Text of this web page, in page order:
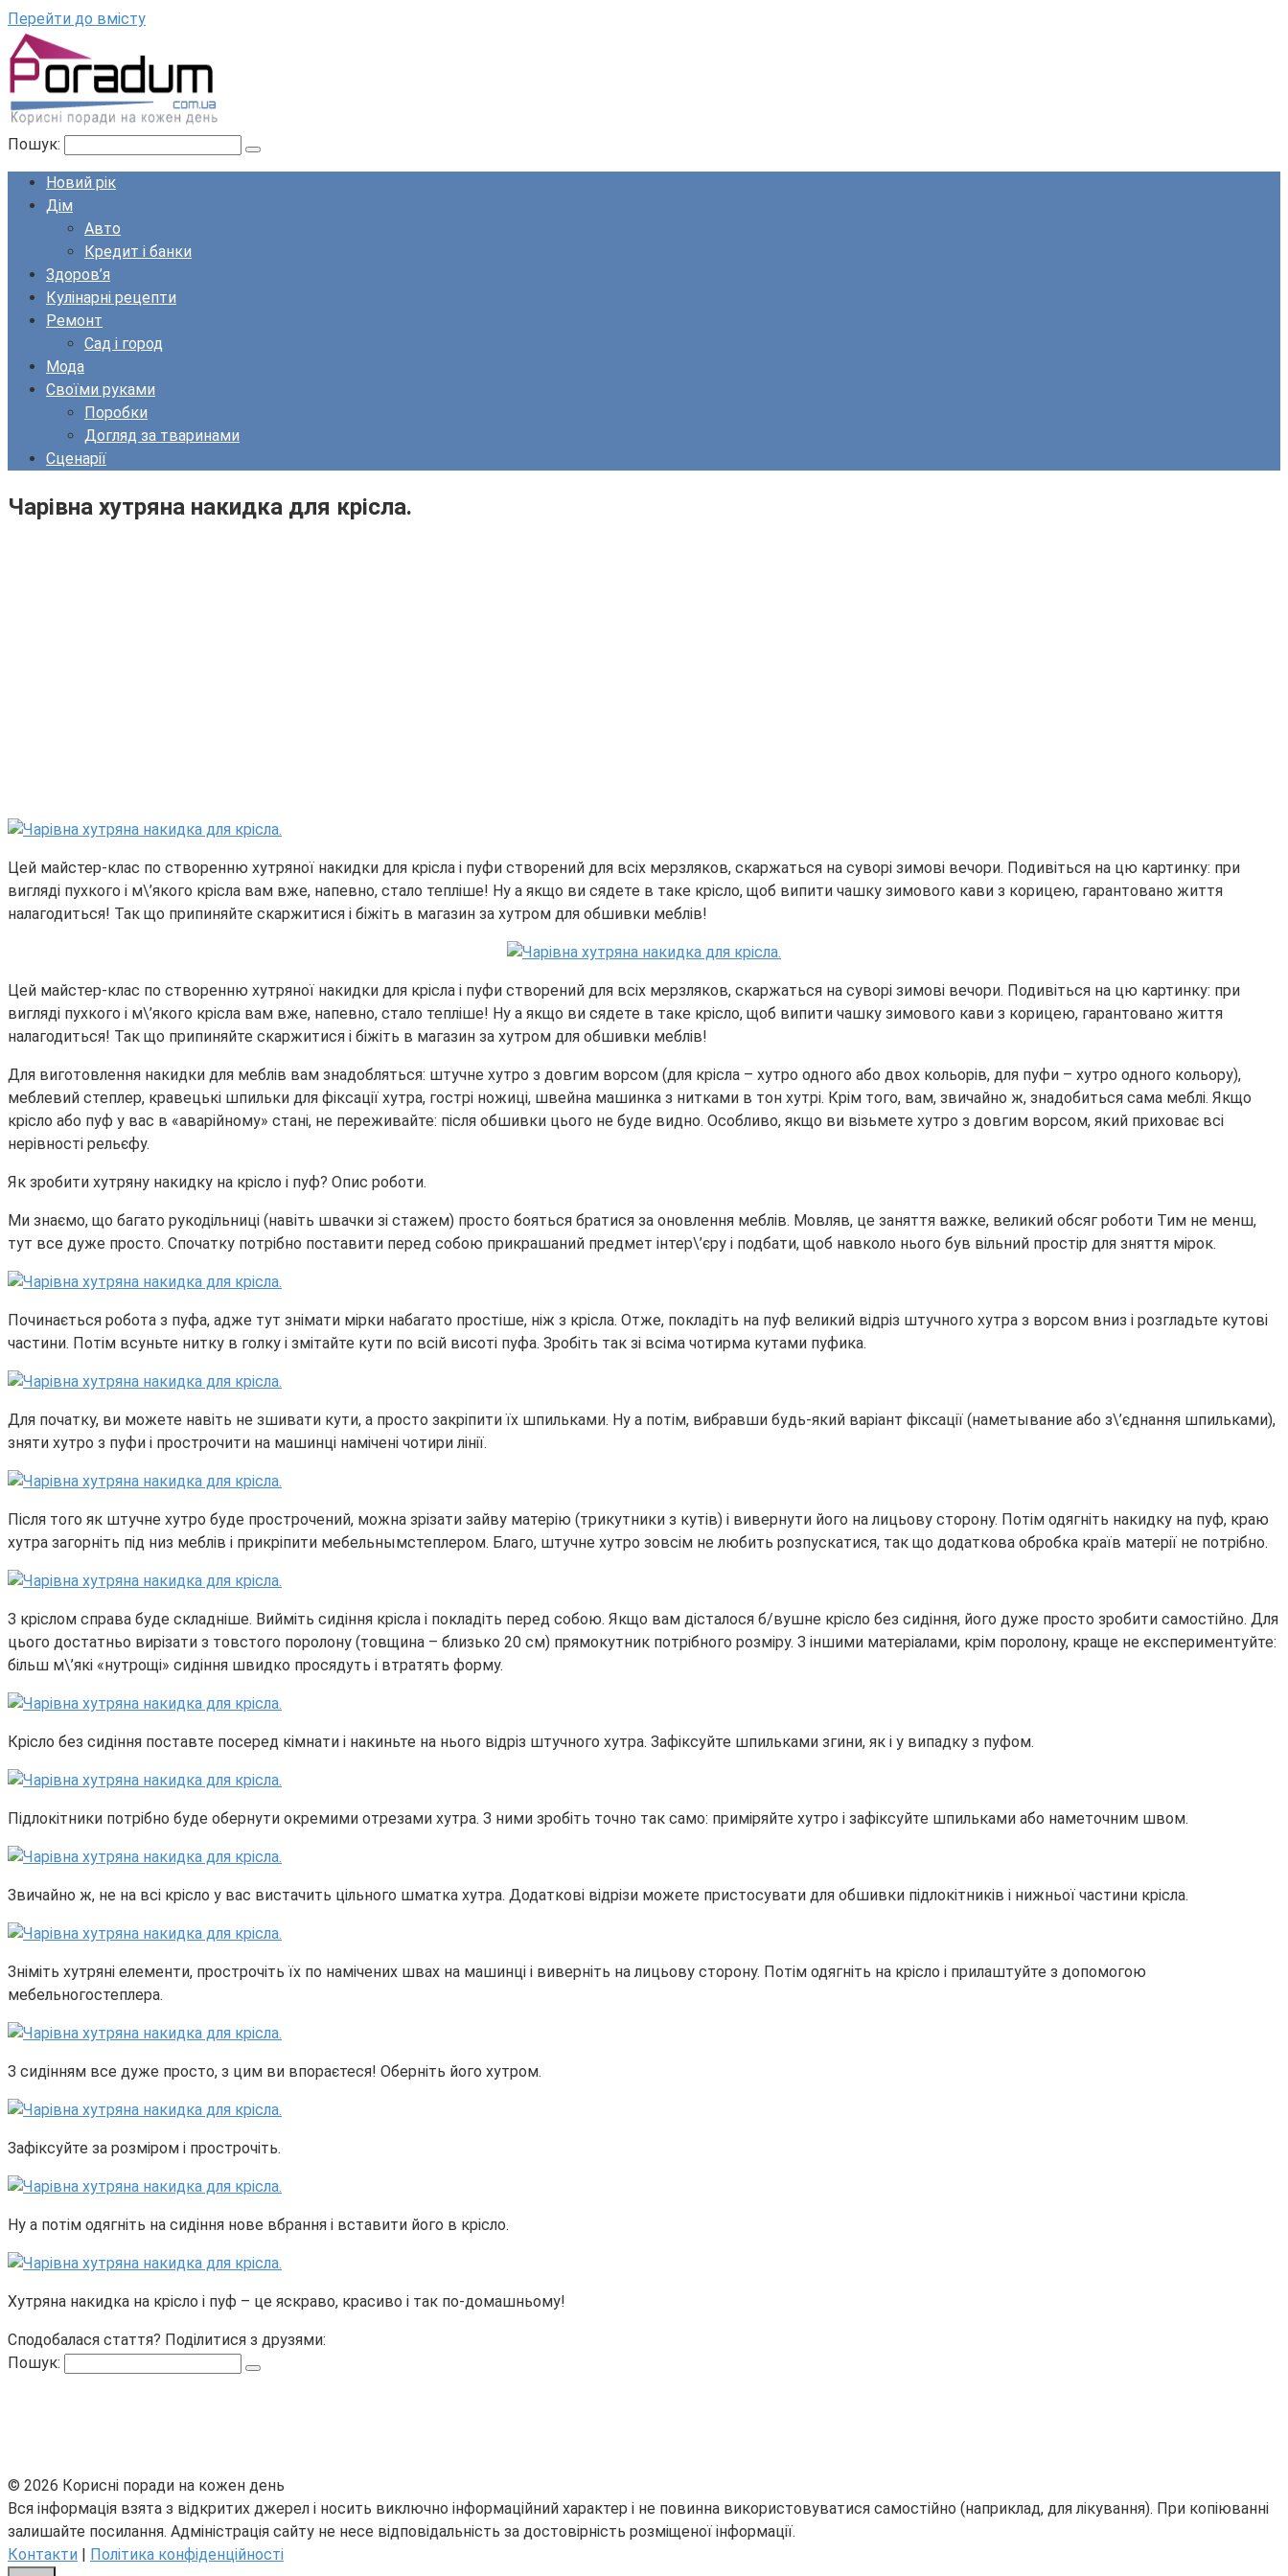
Перейти до вмісту
Пошук:
Новий рік
Дім
Авто
Кредит і банки
Здоров’я
Кулінарні рецепти
Ремонт
Сад і город
Мода
Своїми руками
Поробки
Догляд за тваринами
Сценарії
Чарівна хутряна накидка для крісла.
Цей майстер-клас по створенню хутряної накидки для крісла і пуфи створений для всіх мерзляков, скаржаться на суворі зимові вечори. Подивіться на цю картинку: при
вигляді пухкого і м\’якого крісла вам вже, напевно, стало тепліше! Ну а якщо ви сядете в таке крісло, щоб випити чашку зимового кави з корицею, гарантовано життя
налагодиться! Так що припиняйте скаржитися і біжіть в магазин за хутром для обшивки меблів!
Цей майстер-клас по створенню хутряної накидки для крісла і пуфи створений для всіх мерзляков, скаржаться на суворі зимові вечори. Подивіться на цю картинку: при
вигляді пухкого і м\’якого крісла вам вже, напевно, стало тепліше! Ну а якщо ви сядете в таке крісло, щоб випити чашку зимового кави з корицею, гарантовано життя
налагодиться! Так що припиняйте скаржитися і біжіть в магазин за хутром для обшивки меблів!
Для виготовлення накидки для меблів вам знадобляться: штучне хутро з довгим ворсом (для крісла – хутро одного або двох кольорів, для пуфи – хутро одного кольору),
меблевий степлер, кравецькі шпильки для фіксації хутра, гострі ножиці, швейна машинка з нитками в тон хутрі. Крім того, вам, звичайно ж, знадобиться сама меблі. Якщо
крісло або пуф у вас в «аварійному» стані, не переживайте: після обшивки цього не буде видно. Особливо, якщо ви візьмете хутро з довгим ворсом, який приховає всі
нерівності рельєфу.
Як зробити хутряну накидку на крісло і пуф? Опис роботи.
Ми знаємо, що багато рукодільниці (навіть швачки зі стажем) просто бояться братися за оновлення меблів. Мовляв, це заняття важке, великий обсяг роботи Тим не менш,
тут все дуже просто. Спочатку потрібно поставити перед собою прикрашаний предмет інтер\’єру і подбати, щоб навколо нього був вільний простір для зняття мірок.
Починається робота з пуфа, адже тут знімати мірки набагато простіше, ніж з крісла. Отже, покладіть на пуф великий відріз штучного хутра з ворсом вниз і розгладьте кутові
частини. Потім всуньте нитку в голку і змітайте кути по всій висоті пуфа. Зробіть так зі всіма чотирма кутами пуфика.
Для початку, ви можете навіть не зшивати кути, а просто закріпити їх шпильками. Ну а потім, вибравши будь-який варіант фіксації (наметывание або з\’єднання шпильками),
зняти хутро з пуфи і прострочити на машинці намічені чотири лінії.
Після того як штучне хутро буде прострочений, можна зрізати зайву матерію (трикутники з кутів) і вивернути його на лицьову сторону. Потім одягніть накидку на пуф, краю
хутра загорніть під низ меблів і прикріпити мебельнымстеплером. Благо, штучне хутро зовсім не любить розпускатися, так що додаткова обробка країв матерії не потрібно.
З кріслом справа буде складніше. Вийміть сидіння крісла і покладіть перед собою. Якщо вам дісталося б/вушне крісло без сидіння, його дуже просто зробити самостійно. Для
цього достатньо вирізати з товстого поролону (товщина – близько 20 см) прямокутник потрібного розміру. З іншими матеріалами, крім поролону, краще не експериментуйте:
більш м\’які «нутрощі» сидіння швидко просядуть і втратять форму.
Крісло без сидіння поставте посеред кімнати і накиньте на нього відріз штучного хутра. Зафіксуйте шпильками згини, як і у випадку з пуфом.
Підлокітники потрібно буде обернути окремими отрезами хутра. З ними зробіть точно так само: приміряйте хутро і зафіксуйте шпильками або наметочним швом.
Звичайно ж, не на всі крісло у вас вистачить цільного шматка хутра. Додаткові відрізи можете пристосувати для обшивки підлокітників і нижньої частини крісла.
Зніміть хутряні елементи, прострочіть їх по намічених швах на машинці і виверніть на лицьову сторону. Потім одягніть на крісло і прилаштуйте з допомогою
мебельногостеплера.
З сидінням все дуже просто, з цим ви впораєтеся! Оберніть його хутром.
Зафіксуйте за розміром і прострочіть.
Ну а потім одягніть на сидіння нове вбрання і вставити його в крісло.
Хутряна накидка на крісло і пуф – це яскраво, красиво і так по-домашньому!
Сподобалася стаття? Поділитися з друзями:
Пошук:
© 2026 Корисні поради на кожен день
Вся інформація взята з відкритих джерел і носить виключно інформаційний характер і не повинна використовуватися самостійно (наприклад, для лікування). При копіюванні
залишайте посилання. Адміністрація сайту не несе відповідальність за достовірність розміщеної інформації.
Контакти | Політика конфіденційності